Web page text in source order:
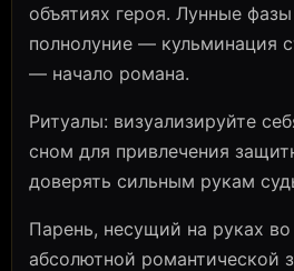
объятиях героя. Лунные
полнолуние — кульминация
— начало романа.
Ритуалы: визуализируйте
сном для привлечения
доверять сильным рукам
Парень, несущий на руках
абсолютной романтической